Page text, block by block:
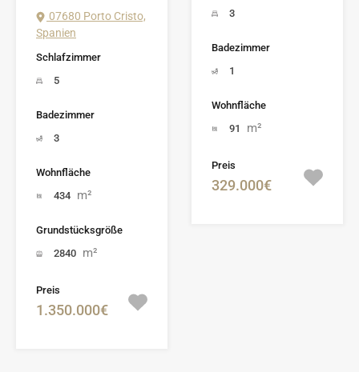
07680 Porto Cristo,
Spanien
Schlafzimmer
5
Badezimmer
3
Wohnfläche
434 m²
Grundstücksgröße
2840 m²
Preis
1.350.000€
3
Badezimmer
1
Wohnfläche
91
m²
Preis
329.000€